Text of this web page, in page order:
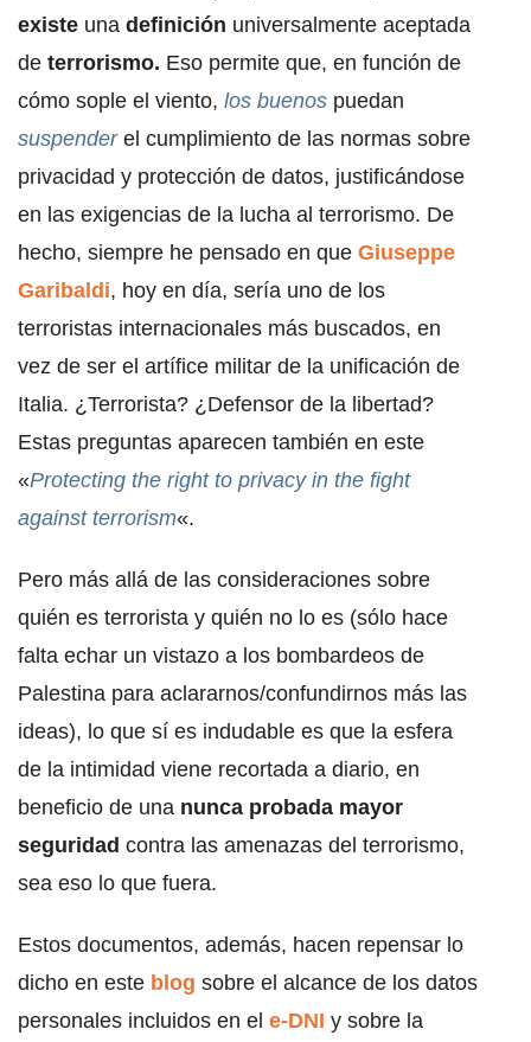
existe una definición universalmente aceptada
de terrorismo. Eso permite que, en función de
cómo sople el viento, los buenos puedan
suspenderel cumplimiento de las normas sobre
privacidad y protección de datos, justificándose
en las exigencias de la lucha al terrorismo. De
hecho, siempre he pensado en que Giuseppe
Garibaldi, hoy en día, sería uno de los
terroristas internacionales más buscados, en
vez de ser el artífice militar de la unificación de
Italia. ¿Terrorista? ¿Defensor de la libertad?
Estas preguntas aparecen también en este
«Protecting the right to privacy in the fight
against terrorism«.
Pero más allá de las consideraciones sobre
quién es terrorista y quién no lo es (sólo hace
falta echar un vistazo a los bombardeos de
Palestina para aclararnos/confundirnos más las
ideas), lo que sí es indudable es que la esfera
de la intimidad viene recortada a diario, en
beneficio de una nunca probada mayor
seguridad contra las amenazas del terrorismo,
sea eso lo que fuera.
Estos documentos, además, hacen repensar lo
dicho en este blog sobre el alcance de los datos
personales incluidos en el e-DNI y sobre la